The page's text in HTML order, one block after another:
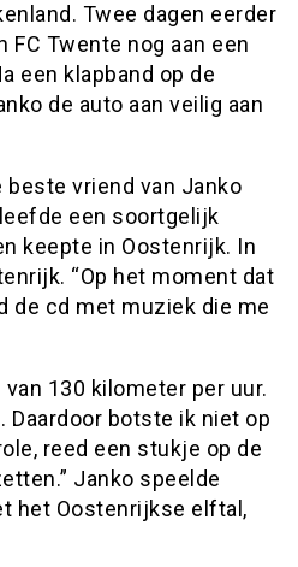
Twee dagen eerder
Twente nog aan een
een klapband op de
de auto aan veilig aan
beste vriend van Janko
een soortgelijk
keepte in Oostenrijk. In
“Op het moment dat
de cd met muziek die me
130 kilometer per uur.
Daardoor botste ik niet op
reed een stukje op de
Janko speelde
het Oostenrijkse elftal,